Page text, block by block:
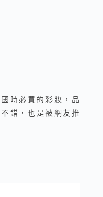
時必買的彩妝，品
錯，也是被網友推